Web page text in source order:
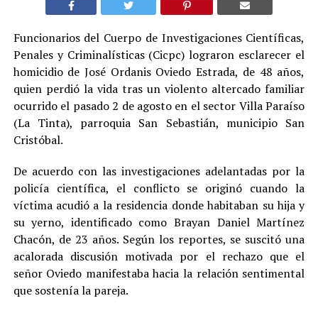
Funcionarios del Cuerpo de Investigaciones Científicas,
Penales y Criminalísticas (Cicpc) lograron esclarecer el
homicidio de José Ordanis Oviedo Estrada, de 48 años,
quien perdió la vida tras un violento altercado familiar
ocurrido el pasado 2 de agosto en el sector Villa Paraíso
(La Tinta), parroquia San Sebastián, municipio San
Cristóbal.
De acuerdo con las investigaciones adelantadas por la
policía científica, el conflicto se originó cuando la
víctima acudió a la residencia donde habitaban su hija y
su yerno, identificado como Brayan Daniel Martínez
Chacón, de 23 años. Según los reportes, se suscitó una
acalorada discusión motivada por el rechazo que el
señor Oviedo manifestaba hacia la relación sentimental
que sostenía la pareja.